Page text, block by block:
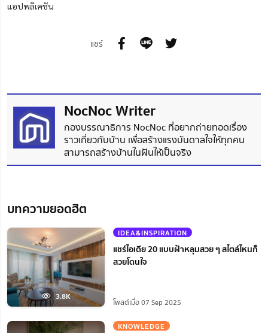
แอปพลิเคชัน
แชร์
NocNoc Writer
กองบรรณาธิการ NocNoc ที่อยากถ่ายทอดเรื่อง
ราวเกี่ยวกับบ้าน เพื่อสร้างแรงบันดาลใจให้ทุกคน
สามารถสร้างบ้านในฝันให้เป็นจริง
บทความยอดฮิต
3.8K
IDEA&INSPIRATION
แชร์ไอเดีย 20 แบบฝ้าหลุมสวย ๆ สไตล์ไหนก็
สวยโดนใจ
โพสต์เมื่อ 07 Sep 2025
KNOWLEDGE